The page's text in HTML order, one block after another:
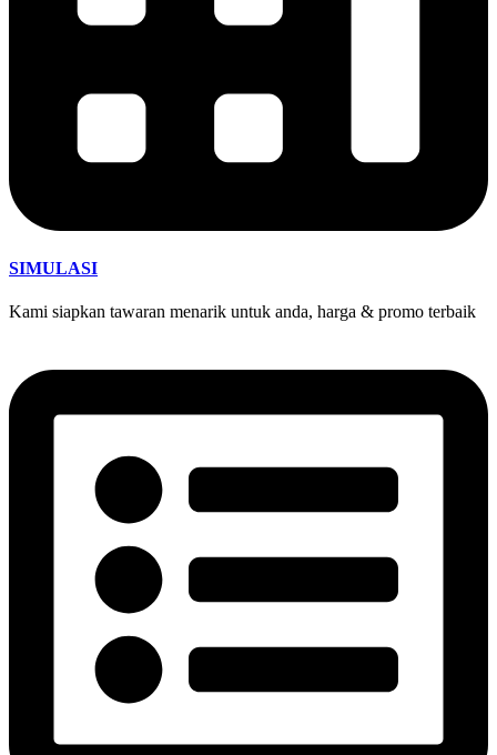
SIMULASI
Kami siapkan tawaran menarik untuk anda, harga & promo terbaik